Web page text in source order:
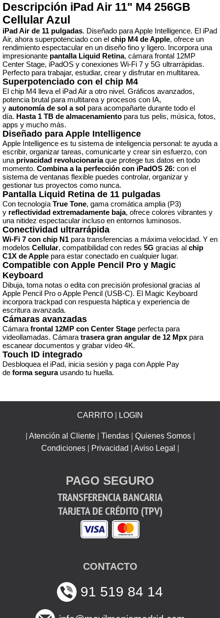
Descripción iPad Air 11" M4 256GB
Cellular Azul
iPad Air de 11 pulgadas. Diseñado para Apple Intelligence. El iPad
Air, ahora superpotenciado con el chip M4 de Apple, ofrece un
rendimiento espectacular en un diseño fino y ligero. Incorpora una
impresionante pantalla Liquid Retina, cámara frontal 12MP
Center Stage, iPadOS y conexiones Wi-Fi 7 y 5G ultrarrápidas.
Perfecto para trabajar, estudiar, crear y disfrutar en multitarea.
Superpotenciado con el chip M4
El chip M4 lleva el iPad Air a otro nivel. Gráficos avanzados,
potencia brutal para multitarea y procesos con IA,
y autonomía de sol a sol para acompañarte durante todo el
día. Hasta 1 TB de almacenamiento para tus pelis, música, fotos,
apps y mucho más.
Diseñado para Apple Intelligence
Apple Intelligence es tu sistema de inteligencia personal: te ayuda a
escribir, organizar tareas, comunicarte y crear sin esfuerzo, con
una privacidad revolucionariaque protege tus datos en todo
momento. Combina a la perfección con iPadOS 26: con el
sistema de ventanas flexible puedes controlar, organizar y
gestionar tus proyectos como nunca.
Pantalla Liquid Retina de 11 pulgadas
Con tecnología True Tone, gama cromática amplia (P3)
y reflectividad extremadamente baja, ofrece colores vibrantes y
una nitidez espectacular incluso en entornos luminosos.
Conectividad ultrarrápida
Wi-Fi 7 con chip N1 para transferencias a máxima velocidad. Y en
modelos Cellular, compatibilidad con redes 5G gracias al chip
C1X de Apple para estar conectado en cualquier lugar.
Compatible con Apple Pencil Pro y Magic
Keyboard
Dibuja, toma notas o edita con precisión profesional gracias al
Apple Pencil Pro o Apple Pencil (USB-C). El Magic Keyboard
incorpora trackpad con respuesta háptica y experiencia de
escritura avanzada.
Cámaras avanzadas
Cámara frontal 12MP con Center Stage perfecta para
videollamadas. Cámara trasera gran angular de 12 Mpx para
escanear documentos y grabar vídeo 4K.
Touch ID integrado
Desbloquea el iPad, inicia sesión y paga con Apple Pay
de forma segurausando tu huella.
CARRITO LOGIN
Atención al Cliente Tiendas Quienes Somos
Condiciones
Privacidad Aviso Legal
PAGO SEGURO
TRANSFERENCIA BANCARIA
TARJETA DE CRÉDITO (TPV)
CONTACTO
91 519 84 14